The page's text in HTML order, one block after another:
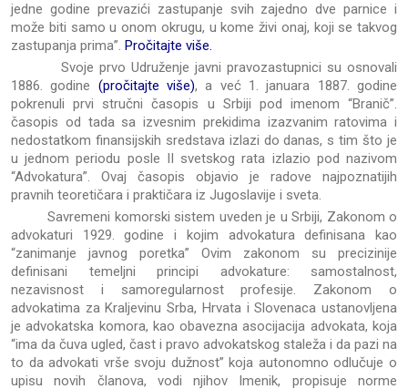
jedne godine prevazići zastupanje svih zajedno dve parnice i
može biti samo u onom okrugu, u kome živi onaj, koji se takvog
zastupanja prima”. Pročitajte više.
Svoje prvo Udruženje javni pravozastupnici su osnovali
1886. godine (pročitajte više), a već 1. januara 1887. godine
pokrenuli prvi stručni časopis u Srbiji pod imenom “Branič”.
časopis od tada sa izvesnim prekidima izazvanim ratovima i
nedostatkom finansijskih sredstava izlazi do danas, s tim što je
u jednom periodu posle II svetskog rata izlazio pod nazivom
“Advokatura”. Ovaj časopis objavio je radove najpoznatijih
pravnih teoretičara i praktičara iz Jugoslavije i sveta.
Savremeni komorski sistem uveden je u Srbiji, Zakonom o
advokaturi 1929. godine i kojim advokatura definisana kao
“zanimanje javnog poretka” Ovim zakonom su precizinije
definisani temeljni principi advokature: samostalnost,
nezavisnost i samoregularnost profesije. Zakonom o
advokatima za Kraljevinu Srba, Hrvata i Slovenaca ustanovljena
je advokatska komora, kao obavezna asocijacija advokata, koja
“ima da čuva ugled, čast i pravo advokatskog staleža i da pazi na
to da advokati vrše svoju dužnost” koja autonomno odlučuje o
upisu novih članova, vodi njihov Imenik, propisuje norme